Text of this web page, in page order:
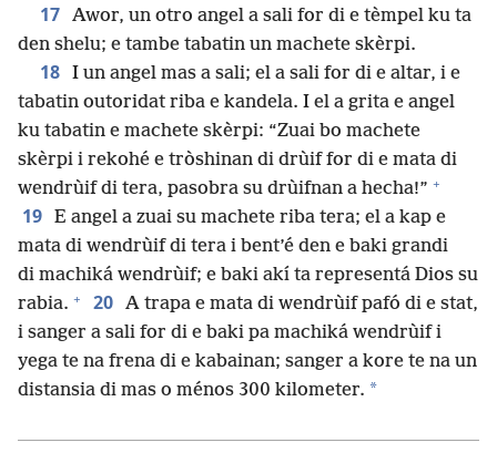
17 Awor, un otro angel a sali for di e tèmpel ku ta
den shelu; e tambe tabatin un machete skèrpi.
18 I un angel mas a sali; el a sali for di e altar, i e
tabatin outoridat riba e kandela. I el a grita e angel
ku tabatin e machete skèrpi: “Zuai bo machete
skèrpi i rekohé e tròshinan di drùif for di e mata di
wendrùif di tera, pasobra su drùifnan a hecha!” +
19 E angel a zuai su machete riba tera; el a kap e
mata di wendrùif di tera i bent’é den e baki grandi
di machiká wendrùif; e baki akí ta representá Dios su
rabia. + 20 A trapa e mata di wendrùif pafó di e stat,
i sanger a sali for di e baki pa machiká wendrùif i
yega te na frena di e kabainan; sanger a kore te na un
distansia di mas o ménos 300 kilometer. *